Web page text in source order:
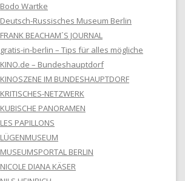
Bodo Wartke
Deutsch-Russisches Museum Berlin
FRANK BEACHAM´S JOURNAL
gratis-in-berlin – Tips für alles mögliche
KINO.de – Bundeshauptdorf
KINOSZENE IM BUNDESHAUPTDORF
KRITISCHES-NETZWERK
KUBISCHE PANORAMEN
LES PAPILLONS
LÜGENMUSEUM
MUSEUMSPORTAL BERLIN
NICOLE DIANA KÄSER